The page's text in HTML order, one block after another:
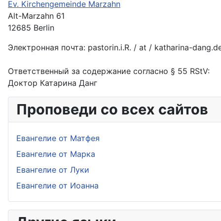
Ev. Kirchengemeinde Marzahn
Alt-Marzahn 61
12685 Berlin
Электронная почта: pastorin.i.R. / at / katharina-
Ответственный за содержание согласно § 55 RStV:
Доктор Катарина Данг
Проповеди со всех сайтов
Евангелие от Матфея
Евангелие от Марка
Евангелие от Луки
Евангелие от Иоанна